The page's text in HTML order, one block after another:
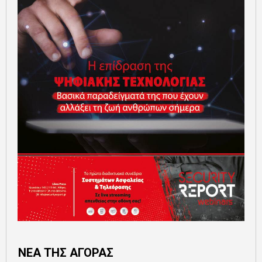
ΝΕΑ ΤΗΣ ΑΓΟΡΑΣ